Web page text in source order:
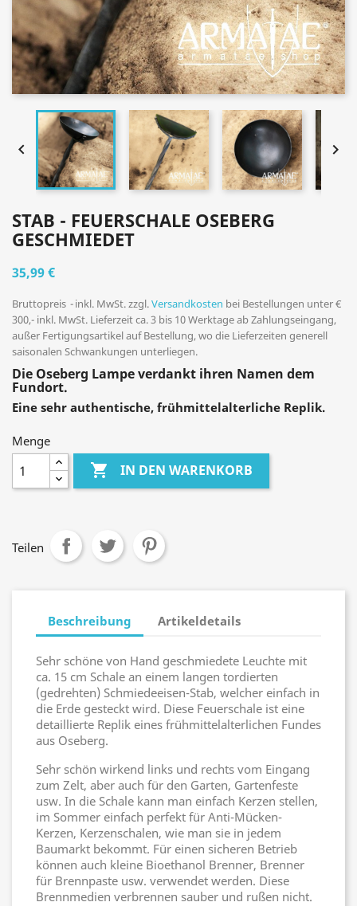
 
STAB - FEUERSCHALE OSEBERG
GESCHMIEDET
35,99 €
Bruttopreis inkl. MwSt. zzgl.Versandkosten bei Bestellungen unter €
300,- inkl. MwSt. Lieferzeit ca. 3 bis 10 Werktage ab Zahlungseingang,
außer Fertigungsartikel auf Bestellung, wo die Lieferzeiten generell
saisonalen Schwankungen unterliegen.
Die Oseberg Lampe verdankt ihren Namen dem
Fundort.
Eine sehr authentische, frühmittelalterliche Replik.
Menge
 IN DEN WARENKORB
Teilen
Beschreibung Artikeldetails
Sehr schöne von Hand geschmiedete Leuchte mit
ca. 15 cm Schale an einem langen tordierten
(gedrehten) Schmiedeeisen-Stab, welcher einfach in
die Erde gesteckt wird. Diese Feuerschale ist eine
detaillierte Replik eines frühmittelalterlichen Fundes
aus Oseberg.
Sehr schön wirkend links und rechts vom Eingang
zum Zelt, aber auch für den Garten, Gartenfeste
usw. In die Schale kann man einfach Kerzen stellen,
im Sommer einfach perfekt für Anti-Mücken-
Kerzen, Kerzenschalen, wie man sie in jedem
Baumarkt bekommt. Für einen sicheren Betrieb
können auch kleine Bioethanol Brenner, Brenner
für Brennpaste usw. verwendet werden. Diese
Brennmedien verbrennen sauber und rußen nicht.